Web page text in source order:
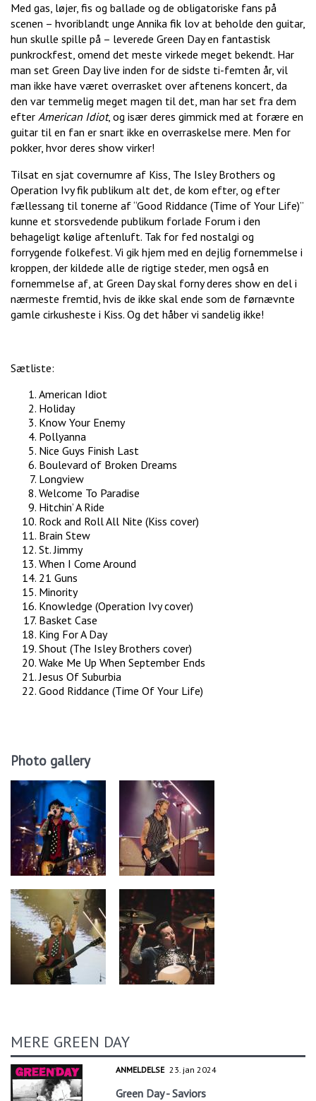
Med gas, løjer, fis og ballade og de obligatoriske fans på
scenen – hvoriblandt unge Annika fik lov at beholde den guitar,
hun skulle spille på – leverede Green Day en fantastisk
punkrockfest, omend det meste virkede meget bekendt. Har
man set Green Day live inden for de sidste ti-femten år, vil
man ikke have været overrasket over aftenens koncert, da
den var temmelig meget magen til det, man har set fra dem
efter American Idiot, og især deres gimmick med at forære en
guitar til en fan er snart ikke en overraskelse mere. Men for
pokker, hvor deres show virker!
Tilsat en sjat covernumre af Kiss, The Isley Brothers og
Operation Ivy fik publikum alt det, de kom efter, og efter
fællessang til tonerne af “Good Riddance (Time of Your Life)”
kunne et storsvedende publikum forlade Forum i den
behageligt kølige aftenluft. Tak for fed nostalgi og
forrygende folkefest. Vi gik hjem med en dejlig fornemmelse i
kroppen, der kildede alle de rigtige steder, men også en
fornemmelse af, at Green Day skal forny deres show en del i
nærmeste fremtid, hvis de ikke skal ende som de førnævnte
gamle cirkusheste i Kiss. Og det håber vi sandelig ikke!
Sætliste:
American Idiot
Holiday
Know Your Enemy
Pollyanna
Nice Guys Finish Last
Boulevard of Broken Dreams
Longview
Welcome To Paradise
Hitchin’ A Ride
Rock and Roll All Nite (Kiss cover)
Brain Stew
St. Jimmy
When I Come Around
21 Guns
Minority
Knowledge (Operation Ivy cover)
Basket Case
King For A Day
Shout (The Isley Brothers cover)
Wake Me Up When September Ends
Jesus Of Suburbia
Good Riddance (Time Of Your Life)
Photo gallery
MERE GREEN DAY
ANMELDELSE 23. jan 2024
Green Day - Saviors